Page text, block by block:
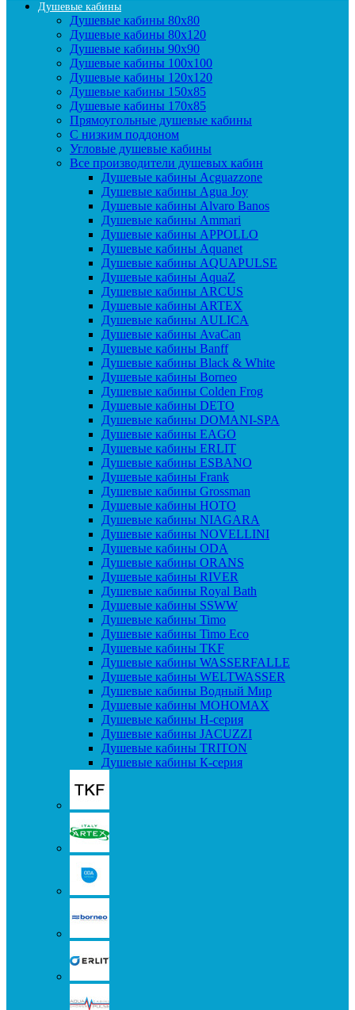
Душевые кабины
Душевые кабины 80x80
Душевые кабины 80x120
Душевые кабины 90х90
Душевые кабины 100x100
Душевые кабины 120x120
Душевые кабины 150x85
Душевые кабины 170x85
Прямоугольные душевые кабины
С низким поддоном
Угловые душевые кабины
Все производители душевых кабин
Душевые кабины Acguazzone
Душевые кабины Agua Joy
Душевые кабины Alvaro Banos
Душевые кабины Ammari
Душевые кабины APPOLLO
Душевые кабины Aquanet
Душевые кабины AQUAPULSE
Душевые кабины AquaZ
Душевые кабины ARCUS
Душевые кабины ARTEX
Душевые кабины AULICA
Душевые кабины AvaCan
Душевые кабины Banff
Душевые кабины Black & White
Душевые кабины Borneo
Душевые кабины Colden Frog
Душевые кабины DETO
Душевые кабины DOMANI-SPA
Душевые кабины EAGO
Душевые кабины ERLIT
Душевые кабины ESBANO
Душевые кабины Frank
Душевые кабины Grossman
Душевые кабины HOTO
Душевые кабины NIAGARA
Душевые кабины NOVELLINI
Душевые кабины ODA
Душевые кабины ORANS
Душевые кабины RIVER
Душевые кабины Royal Bath
Душевые кабины SSWW
Душевые кабины Timo
Душевые кабины Timo Eco
Душевые кабины TKF
Душевые кабины WASSERFALLE
Душевые кабины WELTWASSER
Душевые кабины Водный Мир
Душевые кабины МОНОМАХ
Душевые кабины H-серия
Душевые кабины JACUZZI
Душевые кабины TRITON
Душевые кабины К-серия